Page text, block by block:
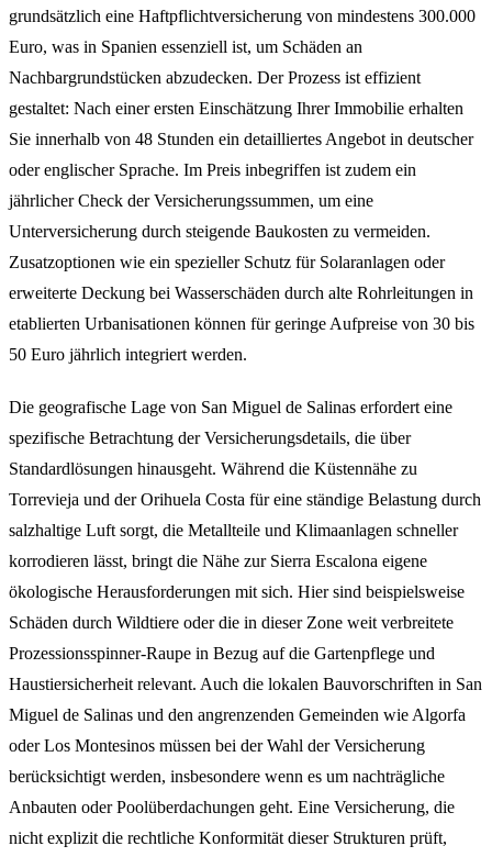
grundsätzlich eine Haftpflichtversicherung von mindestens 300.000
Euro, was in Spanien essenziell ist, um Schäden an
Nachbargrundstücken abzudecken. Der Prozess ist effizient
gestaltet: Nach einer ersten Einschätzung Ihrer Immobilie erhalten
Sie innerhalb von 48 Stunden ein detailliertes Angebot in deutscher
oder englischer Sprache. Im Preis inbegriffen ist zudem ein
jährlicher Check der Versicherungssummen, um eine
Unterversicherung durch steigende Baukosten zu vermeiden.
Zusatzoptionen wie ein spezieller Schutz für Solaranlagen oder
erweiterte Deckung bei Wasserschäden durch alte Rohrleitungen in
etablierten Urbanisationen können für geringe Aufpreise von 30 bis
50 Euro jährlich integriert werden.
Die geografische Lage von San Miguel de Salinas erfordert eine
spezifische Betrachtung der Versicherungsdetails, die über
Standardlösungen hinausgeht. Während die Küstennähe zu
Torrevieja und der Orihuela Costa für eine ständige Belastung durch
salzhaltige Luft sorgt, die Metallteile und Klimaanlagen schneller
korrodieren lässt, bringt die Nähe zur Sierra Escalona eigene
ökologische Herausforderungen mit sich. Hier sind beispielsweise
Schäden durch Wildtiere oder die in dieser Zone weit verbreitete
Prozessionsspinner-Raupe in Bezug auf die Gartenpflege und
Haustiersicherheit relevant. Auch die lokalen Bauvorschriften in San
Miguel de Salinas und den angrenzenden Gemeinden wie Algorfa
oder Los Montesinos müssen bei der Wahl der Versicherung
berücksichtigt werden, insbesondere wenn es um nachträgliche
Anbauten oder Poolüberdachungen geht. Eine Versicherung, die
nicht explizit die rechtliche Konformität dieser Strukturen prüft,